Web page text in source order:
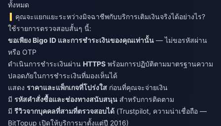
ทั้งหมด
คุณจะแยกแยะระหว่างมิจฉาชีพกับบริการเติมเงินจริงได้อย่างไร?
ใช้รายการตรวจสอบสั้นๆ นี้:
ขอเพียง Bigo ID และการชำระเงินของคุณเท่านั้น — ไม่ขอรหัสผ่าน
หรือ OTP
ดำเนินการชำระเงินผ่าน HTTPS พร้อมการปฏิบัติตามมาตรฐานความ
ปลอดภัยในการชำระเงินที่มองเห็นได้
แสดง ราคาและแพ็กเกจที่โปร่งใส ก่อนที่คุณจะจ่ายเงิน
มี รหัสคำสั่งซื้อและช่องทางสนับสนุน สำหรับการติดตาม
มี รีวิวจากบุคคลที่สามที่ตรวจสอบได้ (Trustpilot, ความน่าเชื่อถือ —
BitTopup เปิดให้บริการมาตั้งแต่ปี 2016)